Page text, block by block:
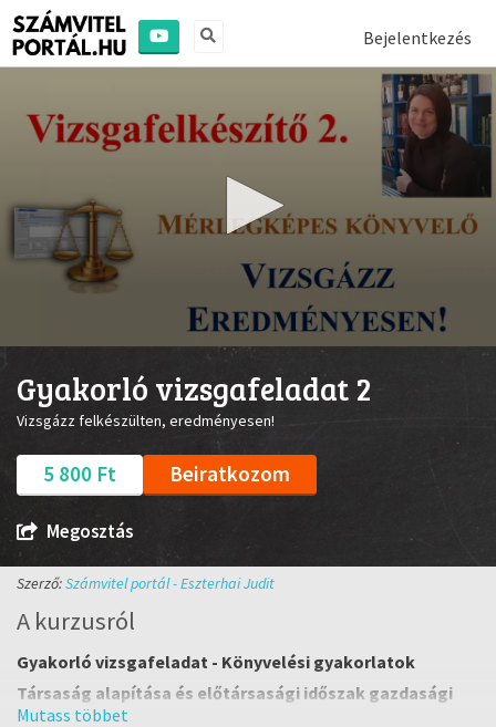
Bejelentkezés
minute,
seconds
Gyakorló vizsgafeladat 2
Vizsgázz felkészülten, eredményesen!
5 800 Ft Beiratkozom
Megosztás
Szerző:Számvitel portál - Eszterhai Judit
A kurzusról
Gyakorló vizsgafeladat - Könyvelési gyakorlatok
Társaság alapítása és előtársasági időszak gazdasági
eseményei.